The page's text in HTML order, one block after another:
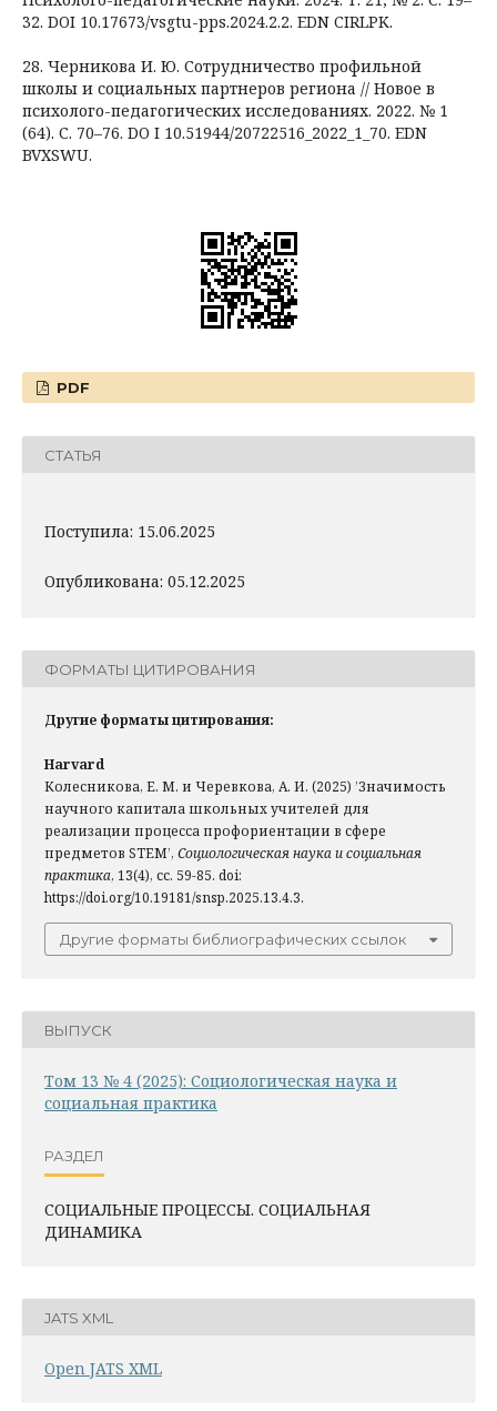
32. DOI 10.17673/vsgtu-pps.2024.2.2. EDN CIRLPK.
28. Черникова И. Ю. Сотрудничество профильной
школы и социальных партнеров региона // Новое в
психолого-педагогических исследованиях. 2022. № 1
(64). С. 70–76. DO I 10.51944/20722516_2022_1_70. EDN
BVXSWU.
PDF
СТАТЬЯ
Поступила: 15.06.2025
Опубликована: 05.12.2025
ФОРМАТЫ ЦИТИРОВАНИЯ
Другие форматы цитирования:
Harvard
Колесникова, Е. М. и Черевкова, А. И. (2025) ’Значимость
научного капитала школьных учителей для
реализации процесса профориентации в сфере
предметов STEM’, Социологическая наука и социальная
практика, 13(4), сс. 59-85. doi:
https://doi.org/10.19181/snsp.2025.13.4.3.
Другие форматы библиографических ссылок
ВЫПУСК
Том 13 № 4 (2025): Социологическая наука и
социальная практика
РАЗДЕЛ
СОЦИАЛЬНЫЕ ПРОЦЕССЫ. СОЦИАЛЬНАЯ
ДИНАМИКА
JATS XML
Open JATS XML